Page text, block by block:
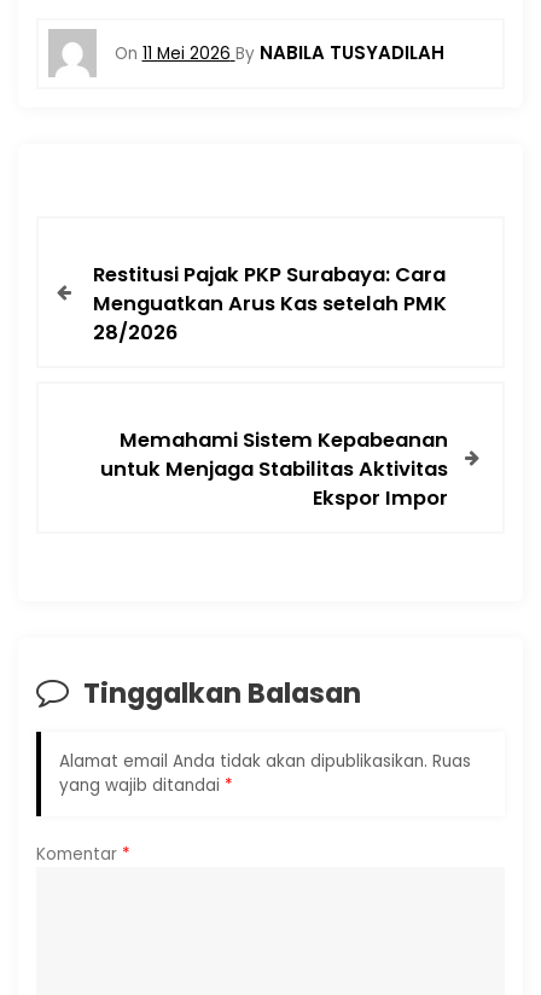
On 11 Mei 2026 By NABILA TUSYADILAH
Restitusi Pajak PKP Surabaya: Cara
Menguatkan Arus Kas setelah PMK
28/2026
Memahami Sistem Kepabeanan
untuk Menjaga Stabilitas Aktivitas
Ekspor Impor
Tinggalkan Balasan
Alamat email Anda tidak akan dipublikasikan. Ruas
yang wajib ditandai *
Komentar *